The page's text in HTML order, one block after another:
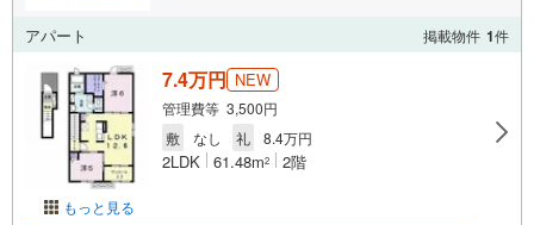
アパート 掲載物件 1件
もっと見る
7.4万円 NEW
管理費等 3,500円
敷
なし 礼 8.4万円
2LDK 61.48m2 2階